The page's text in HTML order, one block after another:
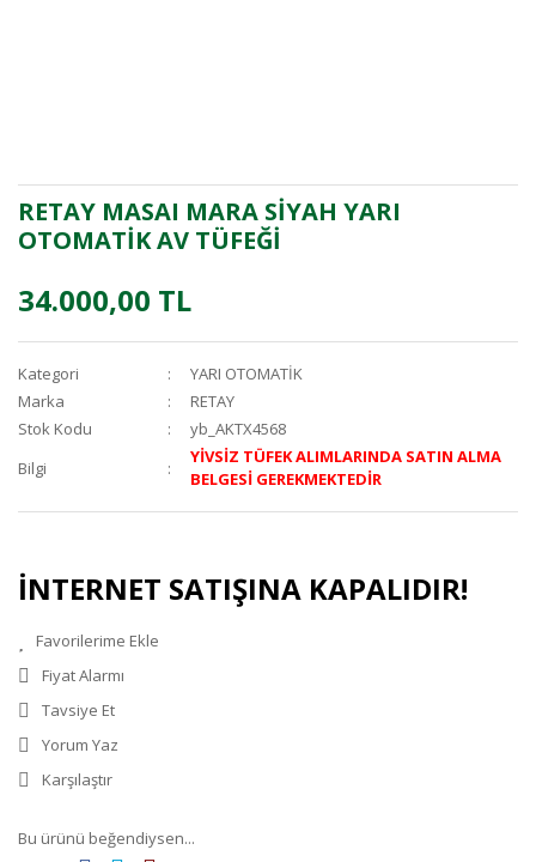
RETAY MASAI MARA SİYAH YARI
OTOMATİK AV TÜFEĞİ
34.000,00 TL
Kategori
YARI OTOMATİK
Marka
RETAY
Stok Kodu
yb_AKTX4568
Bilgi
YİVSİZ TÜFEK ALIMLARINDA SATIN ALMA
BELGESİ GEREKMEKTEDİR
İNTERNET SATIŞINA KAPALIDIR!
Fiyat Alarmı
Tavsiye Et
Yorum Yaz
Karşılaştır
Bu ürünü beğendiysen...